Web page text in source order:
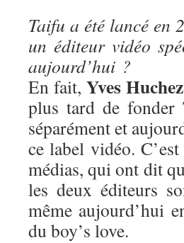
Taifu a été lancé en
un éditeur vidéo
aujourd’hui ?
En fait, Yves Huchez
plus tard de fonder
séparément et
ce label vidéo.
médias, qui ont dit
les deux éditeurs
même aujourd’hui
du boy’s love.